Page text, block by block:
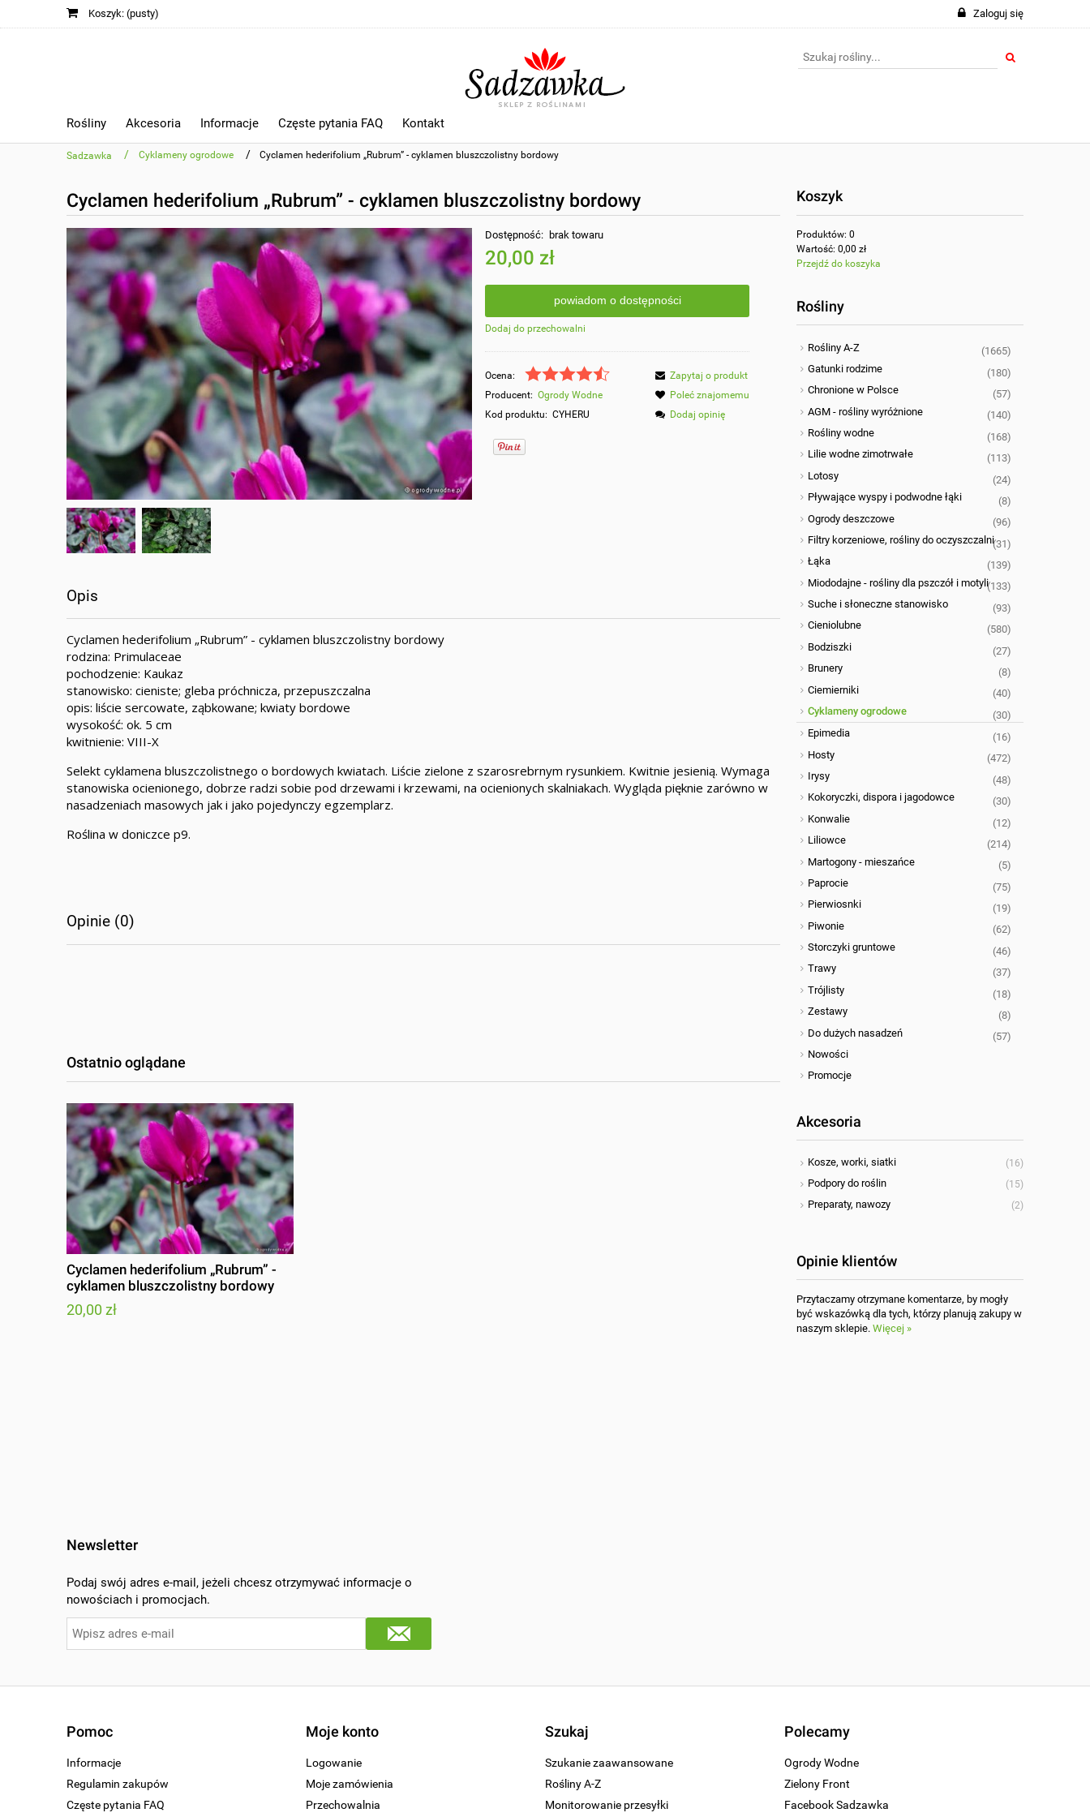
Zaloguj się
Koszyk: (pusty)
Rośliny Akcesoria Informacje Częste pytania FAQ Kontakt
Sadzawka / Cyklameny ogrodowe / Cyclamen hederifolium „Rubrum” - cyklamen bluszczolistny bordowy
Cyclamen hederifolium „Rubrum” - cyklamen bluszczolistny bordowy
Dostępność: brak towaru
20,00 zł
powiadom o dostępności
Dodaj do przechowalni
Ocena:
Producent: Ogrody Wodne
Kod produktu: CYHERU
Zapytaj o produkt
Poleć znajomemu
Dodaj opinię
Opis
Cyclamen hederifolium „Rubrum” - cyklamen bluszczolistny bordowy
rodzina: Primulaceae
pochodzenie: Kaukaz
stanowisko: cieniste; gleba próchnicza, przepuszczalna
opis: liście sercowate, ząbkowane; kwiaty bordowe
wysokość: ok. 5 cm
kwitnienie: VIII-X
Selekt cyklamena bluszczolistnego o bordowych kwiatach. Liście zielone z szarosrebrnym rysunkiem. Kwitnie jesienią. Wymaga
stanowiska ocienionego, dobrze radzi sobie pod drzewami i krzewami, na ocienionych skalniakach. Wygląda pięknie zarówno w
nasadzeniach masowych jak i jako pojedynczy egzemplarz.
Roślina w doniczce p9.
Opinie (0)
Ostatnio oglądane
Cyclamen hederifolium „Rubrum” -
cyklamen bluszczolistny bordowy
20,00 zł
Koszyk
Produktów: 0
Wartość: 0,00 zł
Przejdź do koszyka
Rośliny
Rośliny A-Z
(1665)
Gatunki rodzime
(180)
Chronione w Polsce
(57)
AGM - rośliny wyróżnione
(140)
Rośliny wodne
(168)
Lilie wodne zimotrwałe
(113)
Lotosy
(24)
Pływające wyspy i podwodne łąki
(8)
Ogrody deszczowe
(96)
Filtry korzeniowe, rośliny do oczyszczalni(31)
Łąka
(139)
Miododajne - rośliny dla pszczół i motyli(133)
Suche i słoneczne stanowisko
(93)
Cieniolubne
(580)
Bodziszki
(27)
Brunery
(8)
Ciemierniki
(40)
Cyklameny ogrodowe
(30)
Epimedia
(16)
Hosty
(472)
Irysy
(48)
Kokoryczki, dispora i jagodowce
(30)
Konwalie
(12)
Liliowce
(214)
Martogony - mieszańce
(5)
Paprocie
(75)
Pierwiosnki
(19)
Piwonie
(62)
Storczyki gruntowe
(46)
Trawy
(37)
Trójlisty
(18)
Zestawy
(8)
Do dużych nasadzeń
(57)
Nowości
Promocje
Akcesoria
Kosze, worki, siatki (16)
Podpory do roślin (15)
Preparaty, nawozy (2)
Opinie klientów
Przytaczamy otrzymane komentarze, by mogły
być wskazówką dla tych, którzy planują zakupy w
naszym sklepie. Więcej »
Newsletter
Podaj swój adres e-mail, jeżeli chcesz otrzymywać informacje o
nowościach i promocjach.
Pomoc
Informacje
Regulamin zakupów
Częste pytania FAQ
Moje konto
Logowanie
Moje zamówienia
Przechowalnia
Szukaj
Szukanie zaawansowane
Rośliny A-Z
Monitorowanie przesyłki
Polecamy
Ogrody Wodne
Zielony Front
Facebook Sadzawka